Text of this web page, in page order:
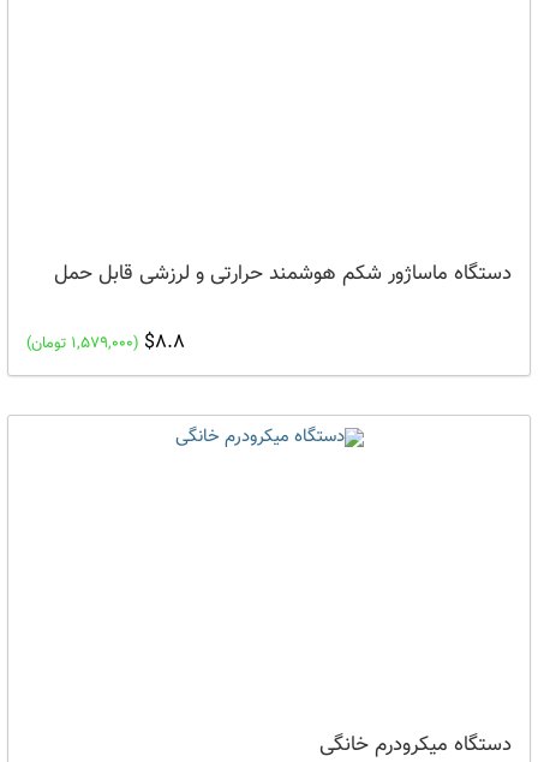
دستگاه ماساژور شکم هوشمند حرارتی و لرزشی قابل حمل
$8.8 (1,579,000 تومان)
دستگاه میکرودرم خانگی